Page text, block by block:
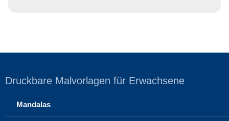
Druckbare Malvorlagen für Erwachsene
Mandalas